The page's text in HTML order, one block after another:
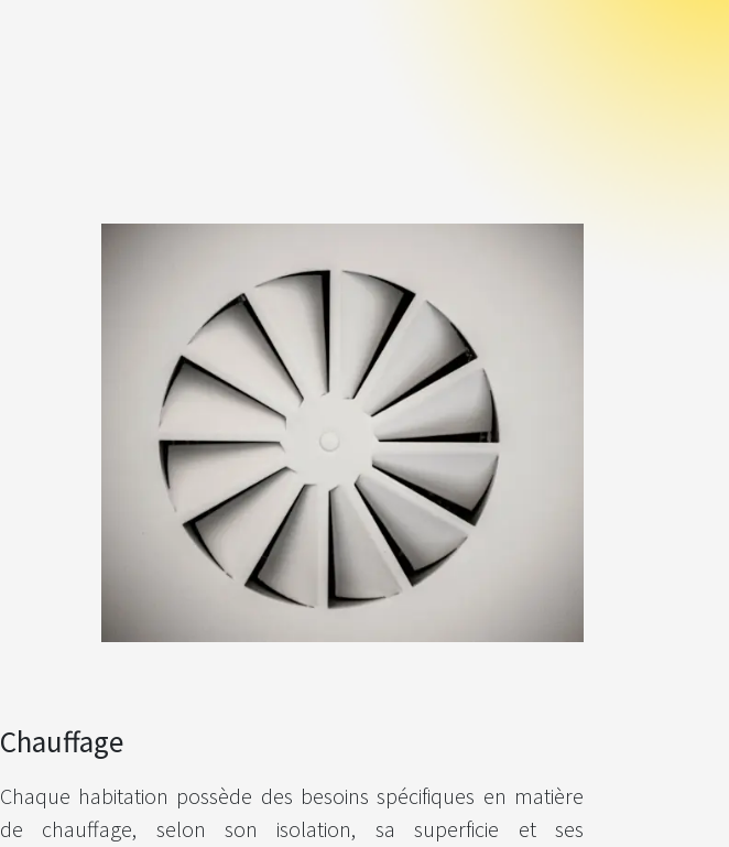
Chauffage
Chaque habitation possède des besoins spécifiques en matière
de chauffage, selon son isolation, sa superficie et ses